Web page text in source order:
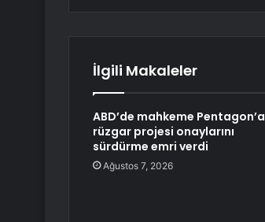
İlgili Makaleler
ABD’de mahkeme Pentagon’a
rüzgar projesi onaylarını
sürdürme emri verdi
Ağustos 7, 2026